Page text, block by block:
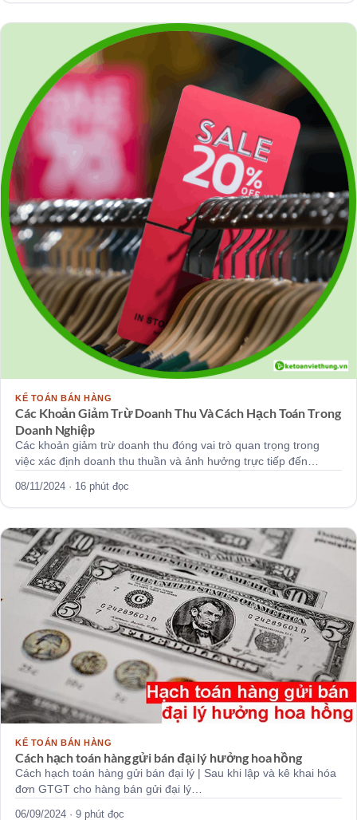
KẾ TOÁN BÁN HÀNG
Các Khoản Giảm Trừ Doanh Thu Và Cách Hạch Toán Trong
Doanh Nghiệp
Các khoản giảm trừ doanh thu đóng vai trò quan trọng trong
việc xác định doanh thu thuần và ảnh hưởng trực tiếp đến…
08/11/2024 · 16 phút đọc
KẾ TOÁN BÁN HÀNG
Cách hạch toán hàng gửi bán đại lý hưởng hoa hồng
Cách hạch toán hàng gửi bán đại lý | Sau khi lập và kê khai hóa
đơn GTGT cho hàng bán gửi đại lý…
06/09/2024 · 9 phút đọc